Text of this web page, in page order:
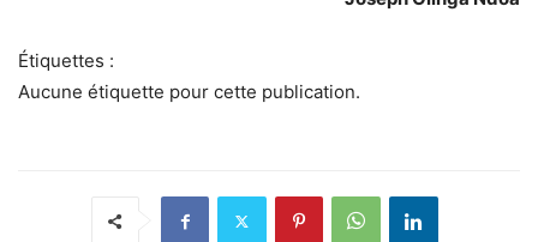
Étiquettes :
Aucune étiquette pour cette publication.